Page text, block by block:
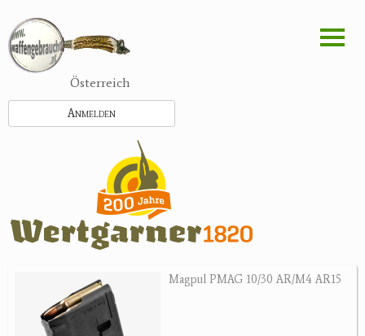
zum
Inhalt
Österreich
Anmelden
Magpul PMAG 10/30 AR/M4 AR15